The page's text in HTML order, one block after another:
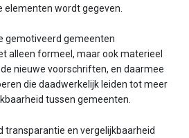
elementen wordt gegeven.
gemotiveerd gemeenten
alleen formeel, maar ook materieel
nieuwe voorschriften, en daarmee
die daadwerkelijk leiden tot meer
tussen gemeenten.
transparantie en vergelijkbaarheid